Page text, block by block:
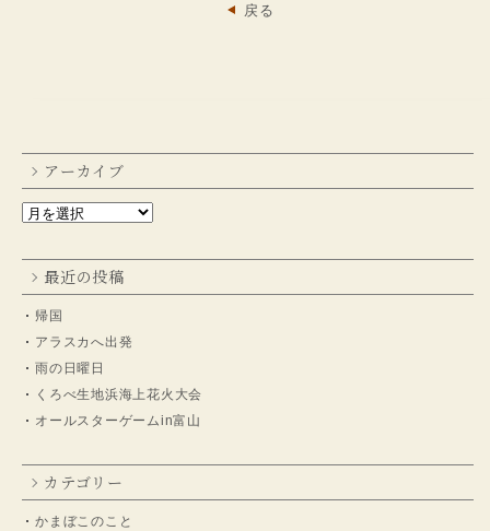
戻る
アーカイブ
最近の投稿
帰国
アラスカへ出発
雨の日曜日
くろべ生地浜海上花火大会
オールスターゲームin富山
カテゴリー
かまぼこのこと